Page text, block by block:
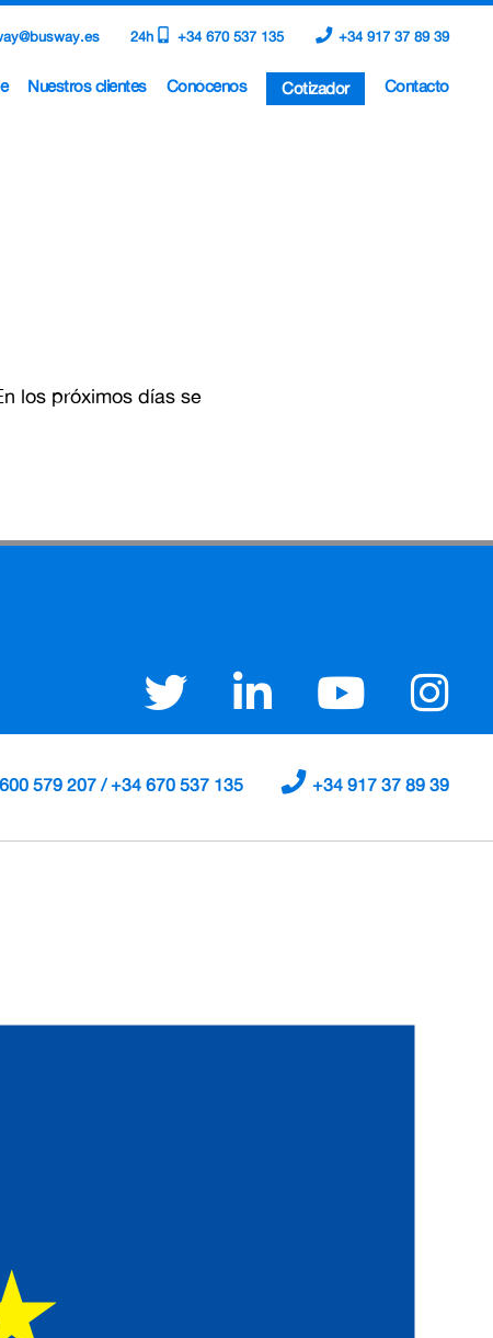
24h +34 670 537 135 +34 917 37 89 39
Nuestros clientes Conócenos Cotizador Contacto
los próximos días se
579 207 / +34 670 537 135 +34 917 37 89 39